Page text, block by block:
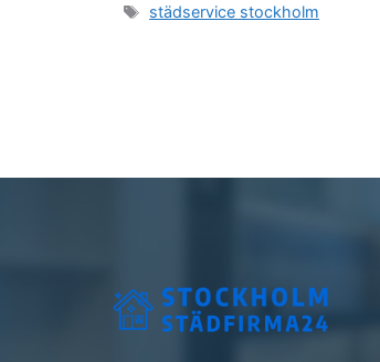
Etiketter
städservice stockholm